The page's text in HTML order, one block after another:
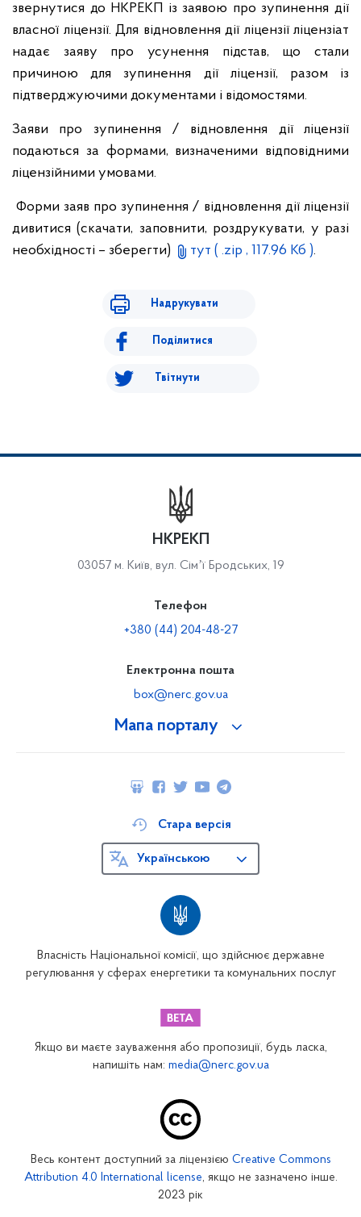
звернутися до НКРЕКП із заявою про зупинення дії
власної ліцензії. Для відновлення дії ліцензії ліцензіат
надає заяву про усунення підстав, що стали
причиною для зупинення дії ліцензії, разом із
підтверджуючими документами і відомостями.
Заяви про зупинення / відновлення дії ліцензії
подаються за формами, визначеними відповідними
ліцензійними умовами.
Форми заяв про зупинення / відновлення дії ліцензії
дивитися (скачати, заповнити, роздрукувати, у разі
необхідності – зберегти)
тут ( .zip , 117.96 Кб ).
Надрукувати
Поділитися
Твітнути
Мапа порталу
НКРЕКП
03057 м. Київ, вул. Сімʼї Бродських, 19
Телефон
+380 (44) 204-48-27
Електронна пошта
box@nerc.gov.ua
Власність Національної комісії, що здійснює державне
регулювання у сферах енергетики та комунальних послуг
Стара версія
Українською
Якщо ви маєте зауваження або пропозиції, будь ласка,
напишіть нам: media@nerc.gov.ua
Весь контент доступний за ліцензією Creative Commons
Attribution 4.0 International license, якщо не зазначено інше.
2023 рік